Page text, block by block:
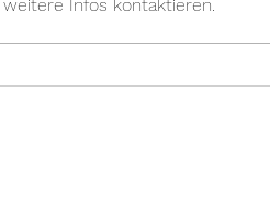
weitere Infos kontaktieren.